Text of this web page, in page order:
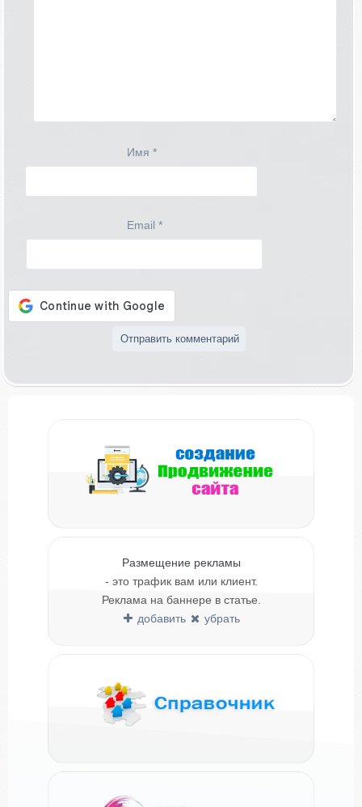
Имя *
Email *
Размещение рекламы
- это трафик вам или клиент.
Реклама на баннере в статье.
добавить
убрать